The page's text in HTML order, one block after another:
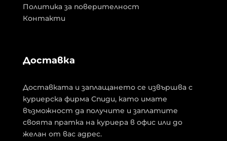
Политика за поверителност
Контакти
Доставка
Доставката и заплащането се извършва с
куриерска фирма Спиди, като имате
възможност да получите и заплатите
своята пратка на куриера в офис или до
желан от вас адрес.